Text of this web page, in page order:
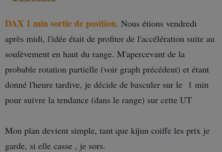
DAX 1 min sortie de position. Nous étions vendredi
après midi, l'idée était de profiter de l'accélération suite au
soulèvement en haut du range. M'apercevant de la
probable rotation partielle (voir graph précédent) et étant
donné l'heure tardive, je décide de basculer sur le 1 min
pour suivre la tendance (dans le range) sur cette UT
Mon plan devient simple, tant que kijun coiffe les prix je
garde, si elle casse , je sors.